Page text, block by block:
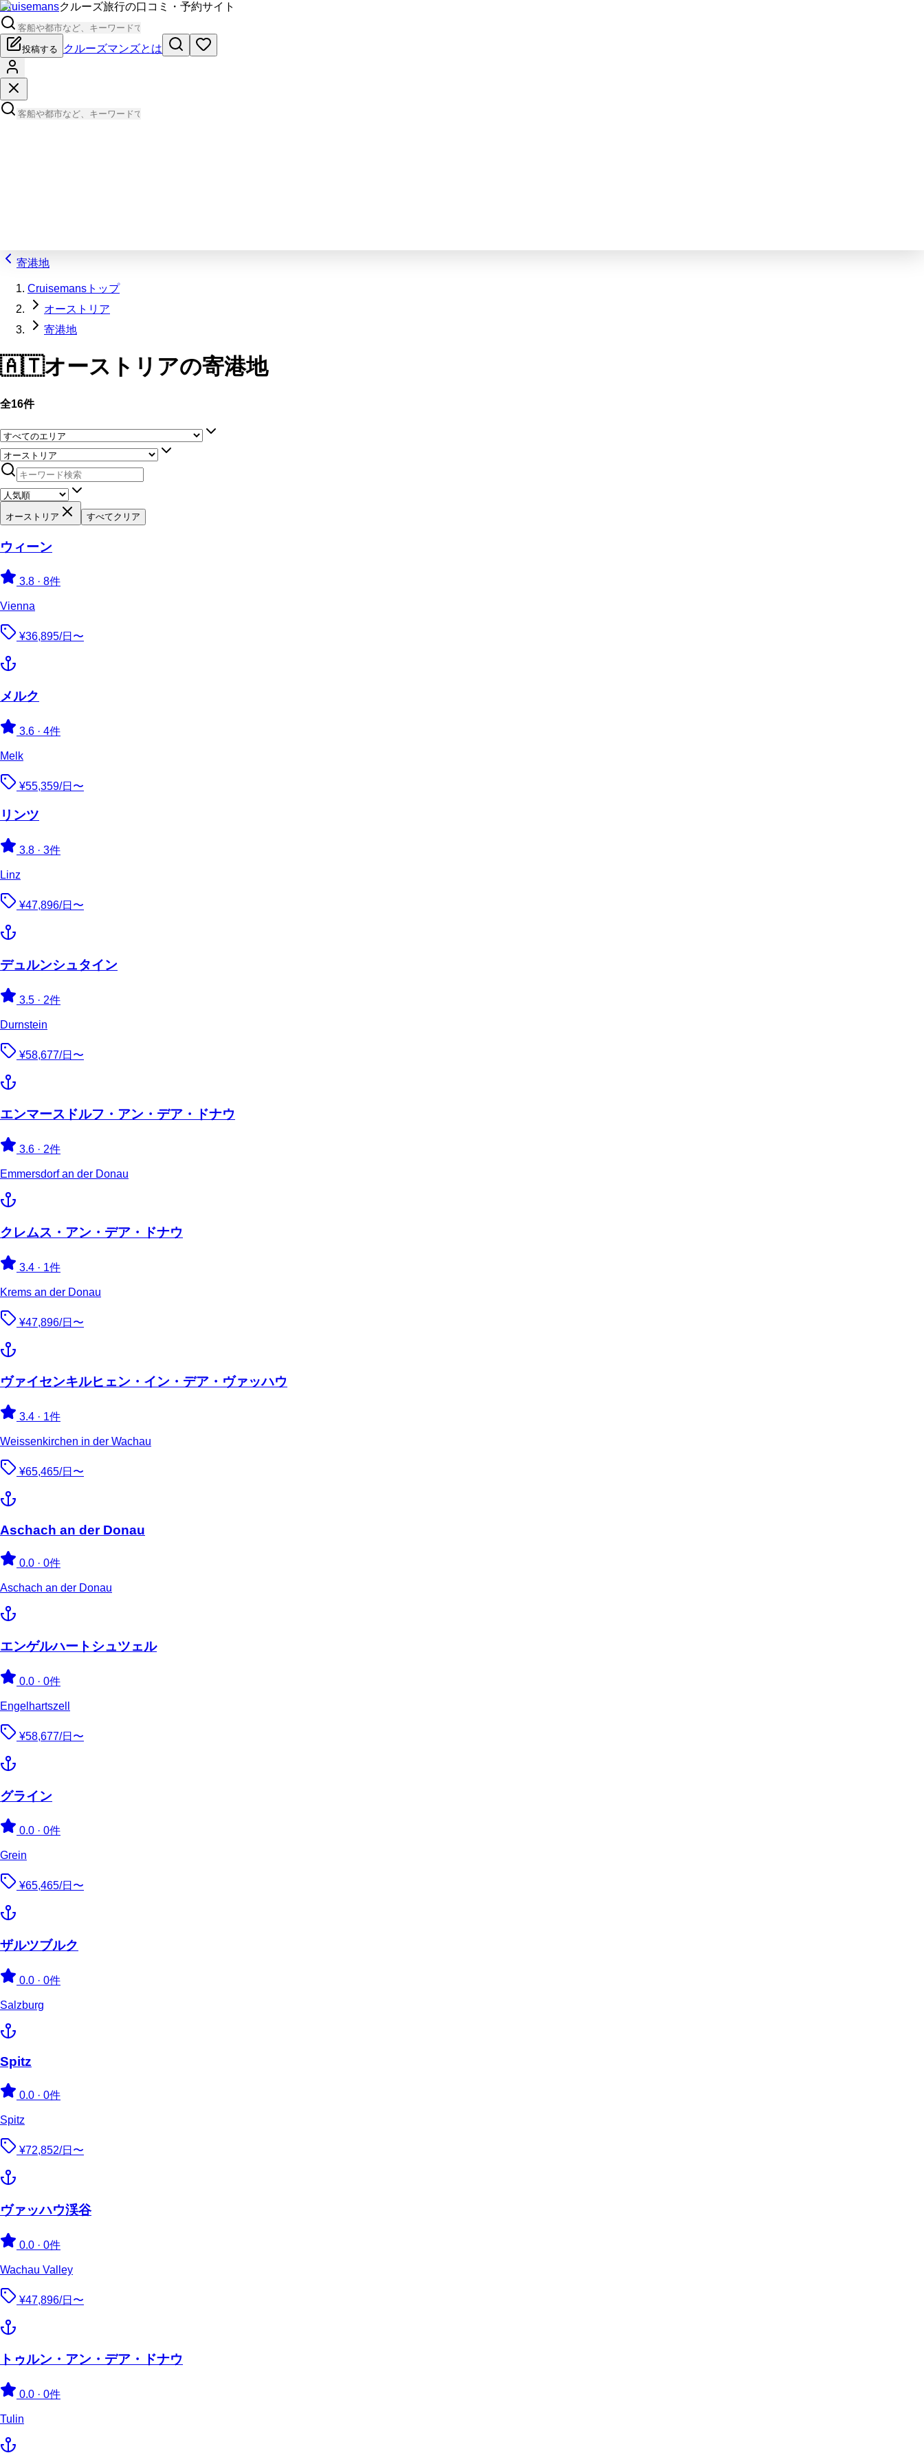
Cruisemansクルーズ旅行の口コミ・予約サイト
投稿する クルーズマンズとは
寄港地
Cruisemansトップ
オーストリア
寄港地
🇦🇹オーストリアの寄港地
全16件
オーストリア すべてクリア
ウィーン
3.8 · 8件
Vienna
¥36,895/日〜
メルク
3.6 · 4件
Melk
¥55,359/日〜
リンツ
3.8 · 3件
Linz
¥47,896/日〜
デュルンシュタイン
3.5 · 2件
Durnstein
¥58,677/日〜
エンマースドルフ・アン・デア・ドナウ
3.6 · 2件
Emmersdorf an der Donau
クレムス・アン・デア・ドナウ
3.4 · 1件
Krems an der Donau
¥47,896/日〜
ヴァイセンキルヒェン・イン・デア・ヴァッハウ
3.4 · 1件
Weissenkirchen in der Wachau
¥65,465/日〜
Aschach an der Donau
0.0 · 0件
Aschach an der Donau
エンゲルハートシュツェル
0.0 · 0件
Engelhartszell
¥58,677/日〜
グライン
0.0 · 0件
Grein
¥65,465/日〜
ザルツブルク
0.0 · 0件
Salzburg
Spitz
0.0 · 0件
Spitz
¥72,852/日〜
ヴァッハウ渓谷
0.0 · 0件
Wachau Valley
¥47,896/日〜
トゥルン・アン・デア・ドナウ
0.0 · 0件
Tulin